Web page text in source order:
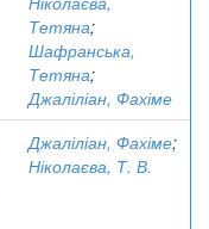
Тетяна;
Шафранська,
Тетяна;
Джаліліан, Фахіме
Джаліліан, Фахіме;
Ніколаєва, Т. В.